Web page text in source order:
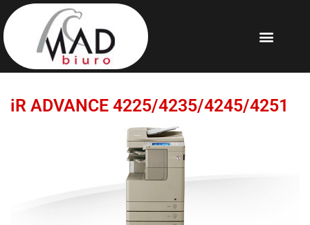
iR ADVANCE 4225/4235/4245/4251